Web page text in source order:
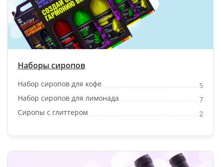
Наборы сиропов
Набор сиропов для кофе
5
Набор сиропов для лимонада
7
Сиропы с глиттером
2